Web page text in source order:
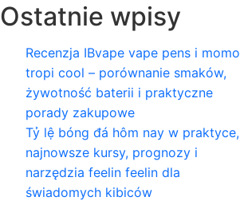
Ostatnie wpisy
Recenzja IBvape vape pens i momo
tropi cool – porównanie smaków,
żywotność baterii i praktyczne
porady zakupowe
Tỷ lệ bóng đá hôm nay w praktyce,
najnowsze kursy, prognozy i
narzędzia feelin feelin dla
świadomych kibiców